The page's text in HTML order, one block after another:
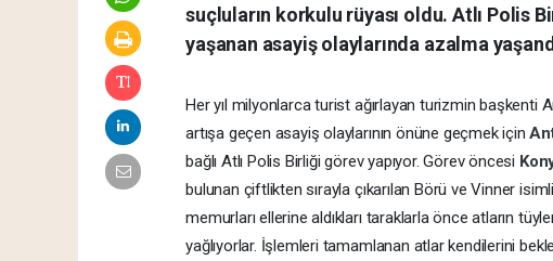
suçluların korkulu rüyası oldu. Atlı Polis
yaşanan asayiş olaylarında azalma
Her yıl milyonlarca turist ağırlayan turizmin başkenti
artışa geçen asayiş olaylarının önüne geçmek için
bağlı Atlı Polis Birliği görev yapıyor. Görev öncesi
bulunan çiftlikten sırayla çıkarılan Börü ve Vinner
memurları ellerine aldıkları taraklarla önce atların
yağlıyorlar. İşlemleri tamamlanan atlar kendilerini